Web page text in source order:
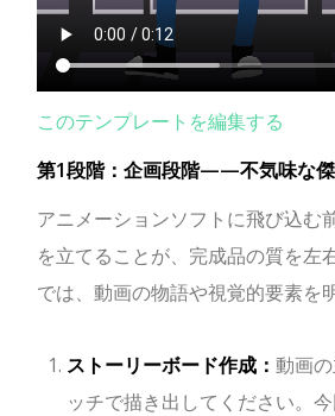
このテンプレートを編集する
第1段階：企画段階——不気味な
アニメーションソフトに飛び込む
を立てることが、完成品の質を左
では、動画の物語や視覚的要素を
ストーリーボード作成：動画
ッチで描き出してください。